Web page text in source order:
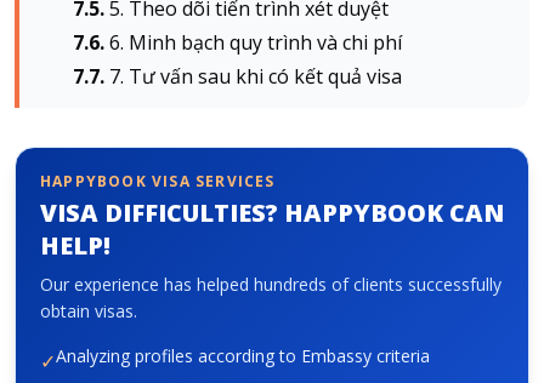
5. Theo dõi tiến trình xét duyệt
6. Minh bạch quy trình và chi phí
7. Tư vấn sau khi có kết quả visa
HAPPYBOOK VISA SERVICES
VISA DIFFICULTIES? HAPPYBOOK CAN
HELP!
Our experience has helped hundreds of clients successfully
obtain visas.
✓Analyzing profiles according to Embassy criteria